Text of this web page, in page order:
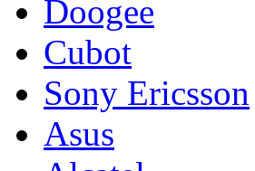
Doogee
Cubot
Sony Ericsson
Asus